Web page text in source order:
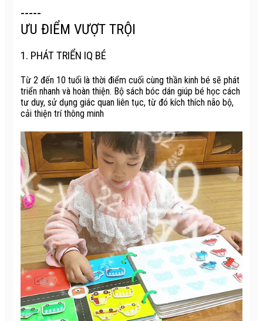
-----
ƯU ĐIỂM VƯỢT TRỘI
1. PHÁT TRIỂN IQ BÉ
Từ 2 đến 10 tuổi là thời điểm cuối cùng thần kinh bé sẽ phát
triển nhanh và hoàn thiện. Bộ sách bóc dán giúp bé học cách
tư duy, sử dụng giác quan liên tục, từ đó kích thích não bộ,
cải thiện trí thông minh